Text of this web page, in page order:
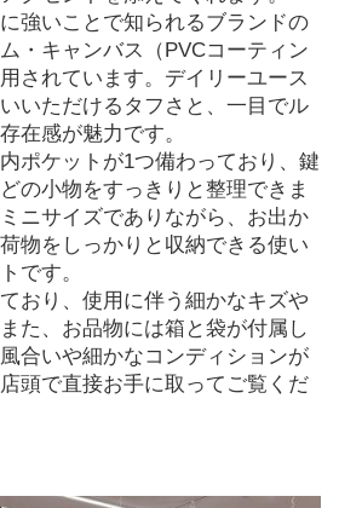
強いことで知られるブランドの
・キャンバス（PVCコーティン
されています。デイリーユース
いただけるタフさと、一目でル
在感が魅力です。
ポケットが1つ備わっており、鍵
の小物をすっきりと整理できま
ニサイズでありながら、お出か
物をしっかりと収納できる使い
です。
おり、使用に伴う細かなキズや
た、お品物には箱と袋が付属し
合いや細かなコンディションが
頭で直接お手に取ってご覧くだ